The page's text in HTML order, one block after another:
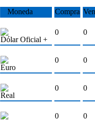
Moneda Compra
Dólar Oficial +
0 0
Euro
0 0
Real
0 0
0 0